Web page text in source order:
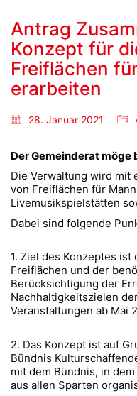
Antrag
Konzept für
Freiflächen
erarbeiten
28. Januar 2021
Der Gemeinderat möge
Die Verwaltung wird mit
von Freiflächen für
Livemusikspielstätten
Dabei sind folgende
1. Ziel des Konzeptes
Freiflächen und der
Berücksichtigung der
Nachhaltigkeitszielen
Veranstaltungen ab Mai
2. Das Konzept ist auf
Bündnis
mit dem Bündnis, in
aus allen Sparten